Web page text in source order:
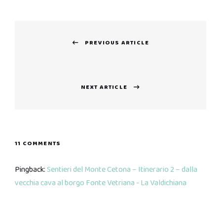
PREVIOUS ARTICLE
NEXT ARTICLE
11 COMMENTS
Pingback:Sentieri del Monte Cetona – Itinerario 2 – dalla
vecchia cava al borgo Fonte Vetriana - La Valdichiana